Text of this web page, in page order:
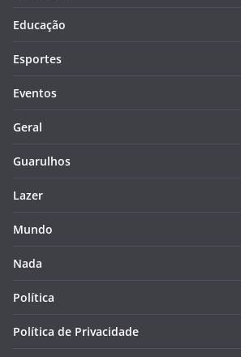
Educação
Esportes
Eventos
Geral
Guarulhos
Lazer
Mundo
Nada
Política
Política de Privacidade